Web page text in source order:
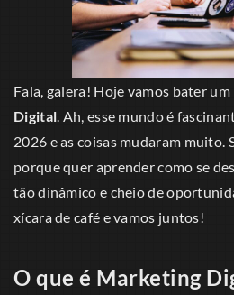
Fala, galera! Hoje vamos bater
Digital. Ah, esse mundo é
2026 e as coisas mudaram muito.
porque quer aprender como se
tão dinâmico e cheio de
xícara de café e vamos juntos!
O que é Marketing